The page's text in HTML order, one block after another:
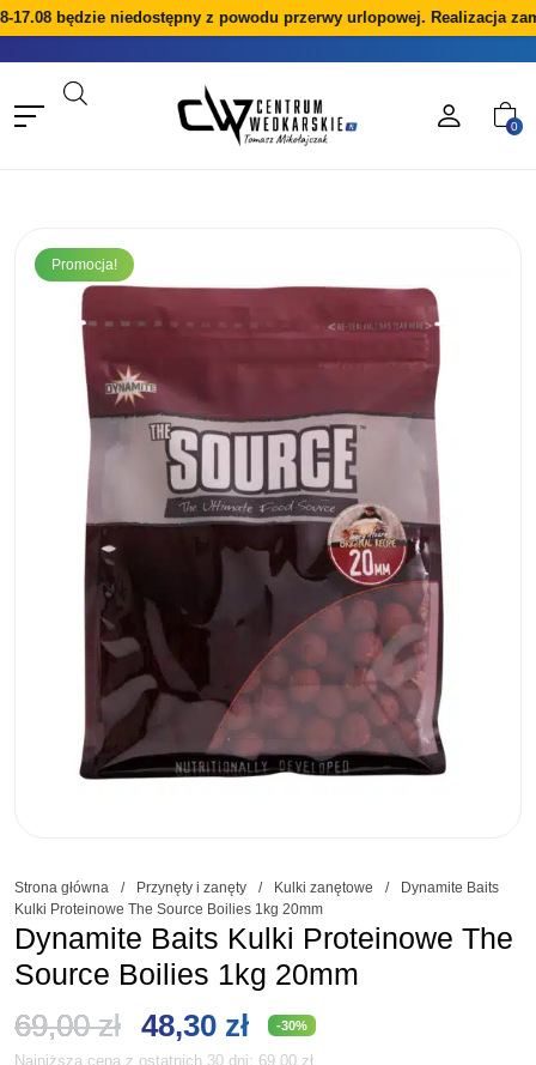
będzie niedostępny z powodu przerwy urlopowej. Realizacja
0
Promocja!
Strona główna / Przynęty i zanęty / Kulki zanętowe /
Dynamite Baits
Kulki Proteinowe The Source Boilies 1kg 20mm
Dynamite Baits Kulki Proteinowe The
Source Boilies 1kg 20mm
69,00zł Pierwotna
48,30 złAktualna
-30%
Najniższa cena z ostatnich 30 dni: 69,00 zł